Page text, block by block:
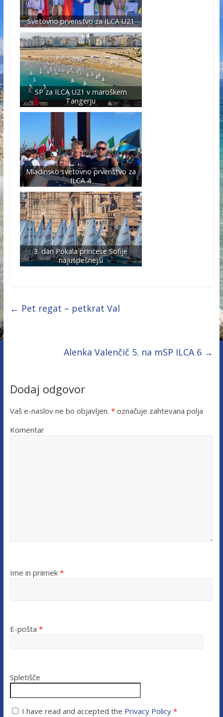
Svetovno prvenstvo za ILCA U21
SP za ILCA U21 v maroškem
Tangerju
Mladinsko svetovno prvenstvo za
ILCA 4
3. dan Pokala princese Sofije
najuspešnejši
← Pet regat – petkrat Val
Alenka Valenčič 5. na mSP ILCA 6 →
Dodaj odgovor
Vaš e-naslov ne bo objavljen. *označuje zahtevana polja
Komentar
Ime in priimek *
E-pošta *
Spletišče
I have read and accepted the Privacy Policy*